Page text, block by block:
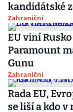
kandidátské
Zahraniční
EU viní
Paramount
Gunu
Zahraniční
Rada EU,
se liší a kdo v